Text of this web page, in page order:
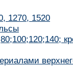
1270, 1520